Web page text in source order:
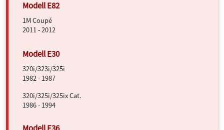
1M Coupé
2011 - 2012
320i/323i/325i
1982 - 1987
320i/325i/325ix Cat.
1986 - 1994